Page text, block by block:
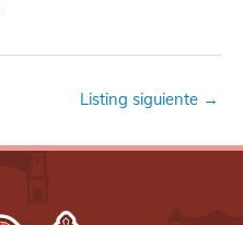
Listing siguiente →